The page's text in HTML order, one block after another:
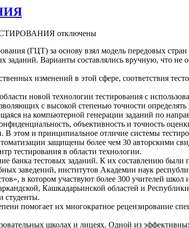
отключены
(ГЦТ) за основу взял модель передовых
Варианты составлялись вручную, что не
изменений в этой сфере, соответствия
новой технологии тестирования с
с высокой степенью точности
на компьютерной генерации заданий по
объективность и точность
В этом и принципиальное отличие системы
защищены более чем 30 авторскими
тестирования в области технологии.
банка тестовых заданий. К их составлению
заведений, институтов Академии наук
в котором участвуют более 300 учителей
Кашкадарьинской областей и
студенты.
помогает их многократное рецензирование
школах и лицеях. Одной из